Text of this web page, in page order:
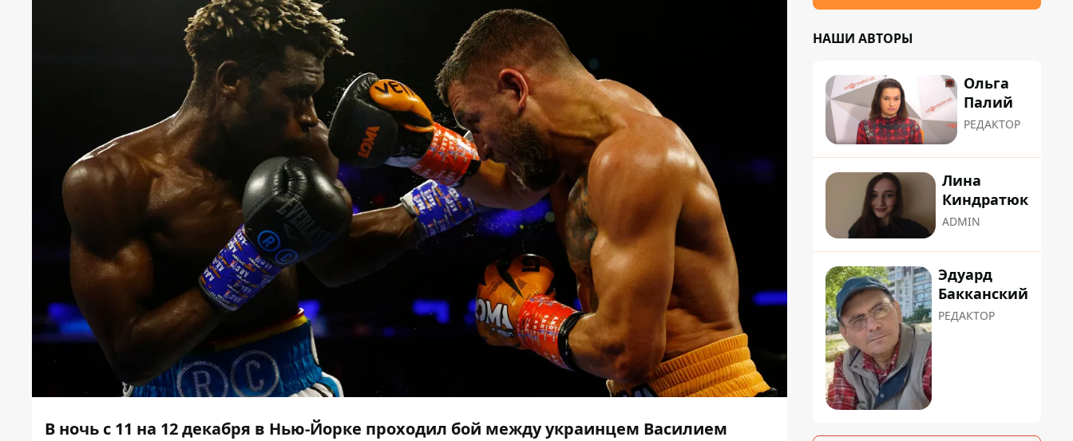
В ночь с 11 на 12 декабря в Нью-Йорке проходил бой между украинцем Василием
НАШИ АВТОРЫ
Ольга
Палий
РЕДАКТОР
Лина
Киндратюк
ADMIN
Эдуард
Бакканский
РЕДАКТОР